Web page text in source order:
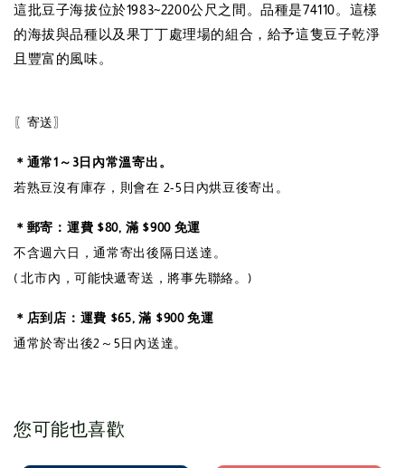
這批豆子海拔位於1983~2200公尺之間。品種是74110。這樣
的海拔與品種以及果丁丁處理場的組合，給予這隻豆子乾淨
且豐富的風味。
〖寄送〗
＊通常1～3日內常溫寄出。
若熟豆沒有庫存，則會在 2-5日內烘豆後寄出。
＊郵寄：運費 $80, 滿 $900 免運
不含週六日，通常寄出後隔日送達。
( 北市內，可能快遞寄送，將事先聯絡。)
＊店到店：運費 $65, 滿 $900 免運
通常於寄出後2～5日內送達。
您可能也喜歡